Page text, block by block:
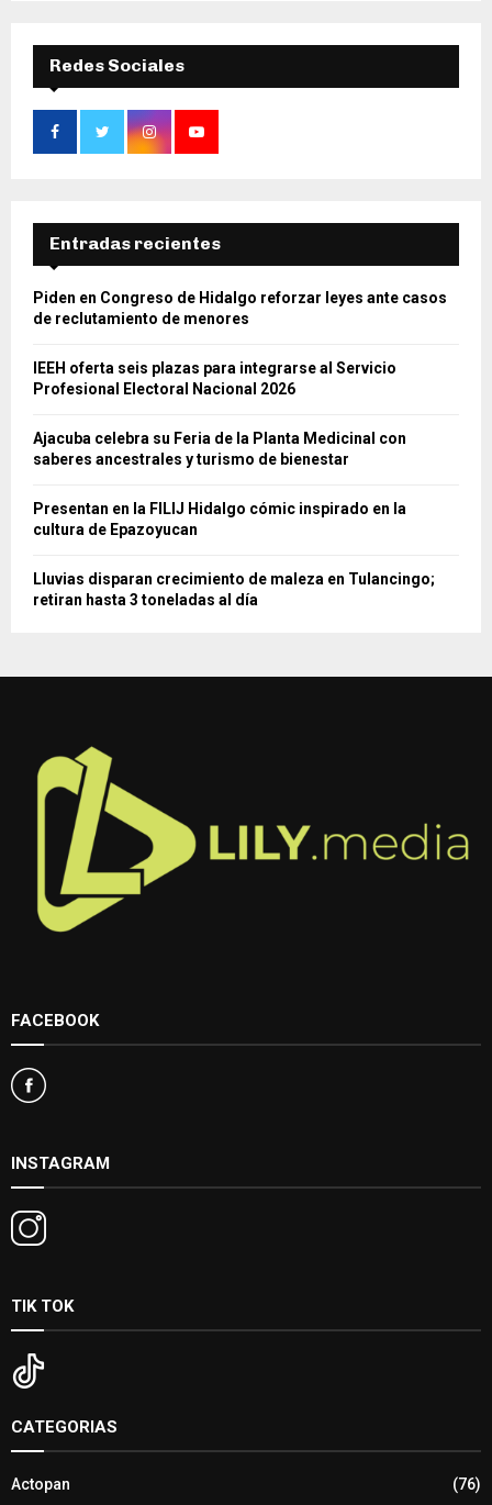
Redes Sociales
Entradas recientes
Piden en Congreso de Hidalgo reforzar leyes ante casos
de reclutamiento de menores
IEEH oferta seis plazas para integrarse al Servicio
Profesional Electoral Nacional 2026
Ajacuba celebra su Feria de la Planta Medicinal con
saberes ancestrales y turismo de bienestar
Presentan en la FILIJ Hidalgo cómic inspirado en la
cultura de Epazoyucan
Lluvias disparan crecimiento de maleza en Tulancingo;
retiran hasta 3 toneladas al día
FACEBOOK
INSTAGRAM
TIK TOK
CATEGORIAS
Actopan
(76)